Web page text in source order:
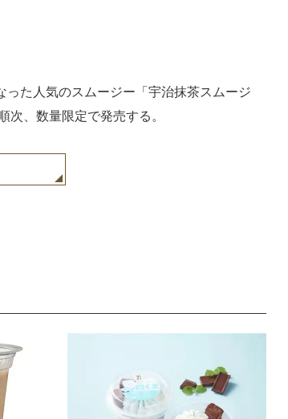
た人気のスムージー「宇治抹茶スムージ
、数量限定で発売する。